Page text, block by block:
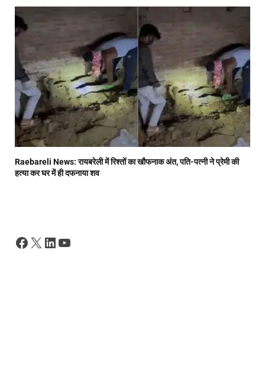
Raebareli News: रायबरेली में रिश्तों का खौफनाक अंत, पति-पत्नी ने प्रेमी की
हत्या कर घर में ही दफनाया शव
Facebook
X LinkedIn
YouTube